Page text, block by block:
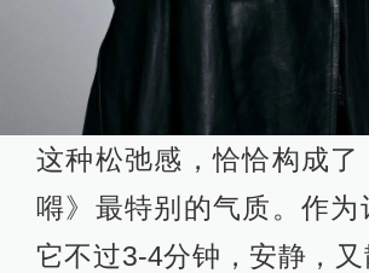
这种松弛感，恰恰构成了
嘚》最特别的气质。作为
它不过3-4分钟，安静，